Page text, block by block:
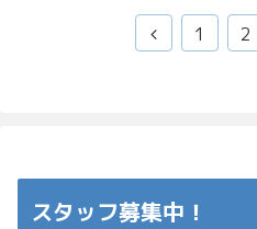
前
1 2
スタッフ募集中！